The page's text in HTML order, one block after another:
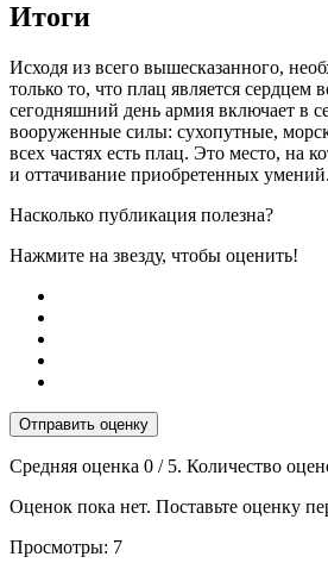
Итоги
Исходя из всего вышесказанного,
только то, что плац является сердцем
сегодняшний день армия включает в
вооруженные силы: сухопутные,
всех частях есть плац. Это место, на
и оттачивание приобретенных умений.
Насколько публикация полезна?
Нажмите на звезду, чтобы оценить!
Отправить оценку
Средняя оценка 0 / 5. Количество
Оценок пока нет. Поставьте оценку
Просмотры: 7